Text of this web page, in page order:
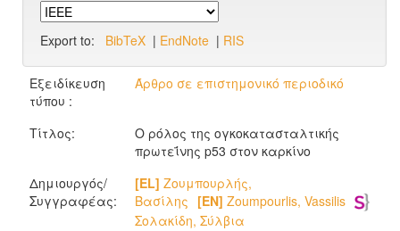
Export to: BibTeX | EndNote | RIS
Εξειδίκευση
τύπου :
Άρθρο σε επιστημονικό περιοδικό
Τίτλος:
Ο ρόλος της ογκοκατασταλτικής
πρωτεΐνης p53 στον καρκίνο
Δημιουργός/
Συγγραφέας:
[EL] Ζουμπουρλής,
Βασίλης [EN] Zoumpourlis, Vassilis
Σολακίδη, Σύλβια